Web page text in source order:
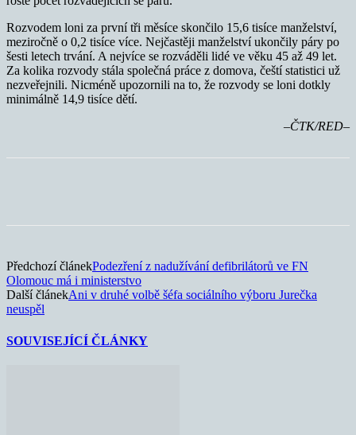
Rozvodem loni za první tři měsíce skončilo 15,6 tisíce manželství,
meziročně o 0,2 tisíce více. Nejčastěji manželství ukončily páry po
šesti letech trvání. A nejvíce se rozváděli lidé ve věku 45 až 49 let.
Za kolika rozvody stála společná práce z domova, čeští statistici už
nezveřejnili. Nicméně upozornili na to, že rozvody se loni dotkly
minimálně 14,9 tisíce dětí.
–ČTK/RED–
Předchozí článekPodezření z nadužívání defibrilátorů ve FN
Olomouc má i ministerstvo
Další článekAni v druhé volbě šéfa sociálního výboru Jurečka
neuspěl
SOUVISEJÍCÍ ČLÁNKY